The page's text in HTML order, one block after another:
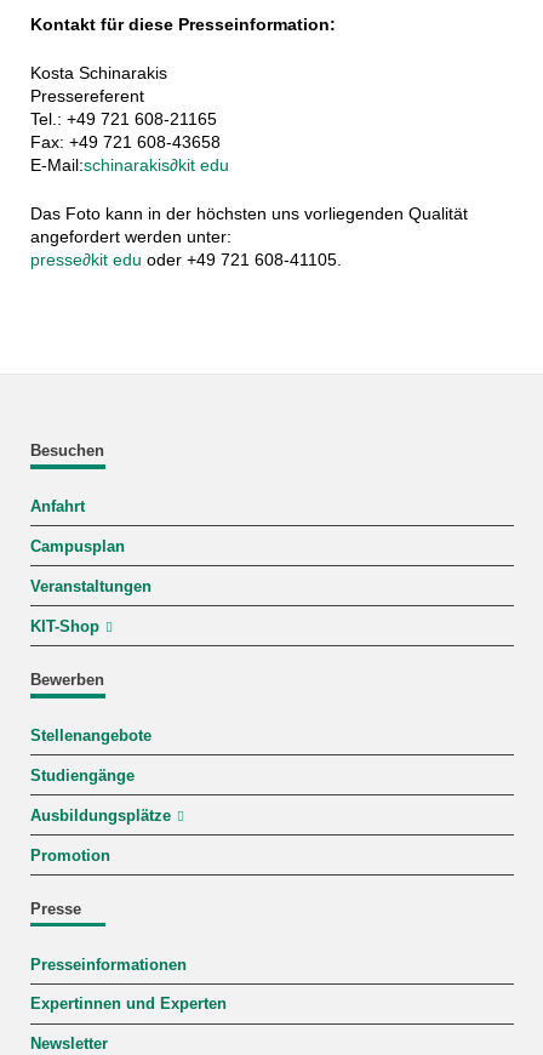
Kontakt für diese Presseinformation:
Kosta Schinarakis
Pressereferent
Tel.: +49 721 608-21165
Fax: +49 721 608-43658
E-Mail:schinarakis∂kit edu
Das Foto kann in der höchsten uns vorliegenden Qualität
angefordert werden unter:
presse∂kit edu oder +49 721 608-41105.
Besuchen
Anfahrt
Campusplan
Veranstaltungen
KIT-Shop
Bewerben
Stellenangebote
Studiengänge
Ausbildungsplätze
Promotion
Presse
Presseinformationen
Expertinnen und Experten
Newsletter